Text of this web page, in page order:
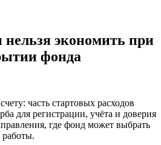
экономить при
фонда
часть стартовых расходов
для регистрации, учёта и доверия
где фонд может выбрать